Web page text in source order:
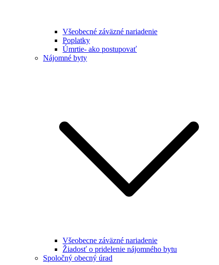
Všeobecné záväzné nariadenie
Poplatky
Úmrtie- ako postupovať
Nájomné byty
Všeobecne záväzné nariadenie
Žiadosť o pridelenie nájomného bytu
Spoločný obecný úrad